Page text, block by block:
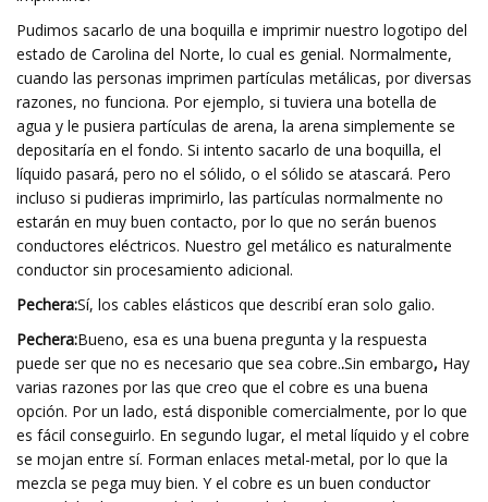
Pudimos sacarlo de una boquilla e imprimir nuestro logotipo del
estado de Carolina del Norte, lo cual es genial. Normalmente,
cuando las personas imprimen partículas metálicas, por diversas
razones, no funciona. Por ejemplo, si tuviera una botella de
agua y le pusiera partículas de arena, la arena simplemente se
depositaría en el fondo. Si intento sacarlo de una boquilla, el
líquido pasará, pero no el sólido, o el sólido se atascará. Pero
incluso si pudieras imprimirlo, las partículas normalmente no
estarán en muy buen contacto, por lo que no serán buenos
conductores eléctricos. Nuestro gel metálico es naturalmente
conductor sin procesamiento adicional.
Pechera:Sí, los cables elásticos que describí eran solo galio.
Pechera:Bueno, esa es una buena pregunta y la respuesta
puede ser que no es necesario que sea cobre..Sin embargo, Hay
varias razones por las que creo que el cobre es una buena
opción. Por un lado, está disponible comercialmente, por lo que
es fácil conseguirlo. En segundo lugar, el metal líquido y el cobre
se mojan entre sí. Forman enlaces metal-metal, por lo que la
mezcla se pega muy bien. Y el cobre es un buen conductor